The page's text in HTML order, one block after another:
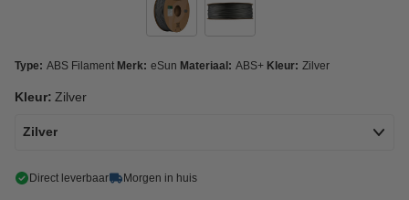
Type: ABS Filament Merk: eSun Materiaal: ABS+ Kleur: Zilver
Kleur: Zilver
Zilver
Direct leverbaar Morgen in huis